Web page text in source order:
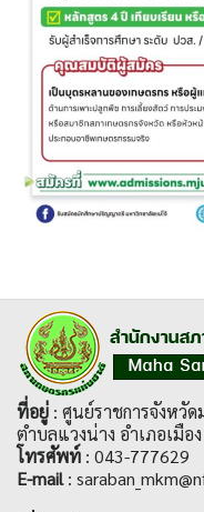
ที่อยู่ : ศูนย์ราชการจังหวั
ตำบลแวงน่าง อำเภอเมือ
โทรศัพท์ : 043-777629
E-mail: